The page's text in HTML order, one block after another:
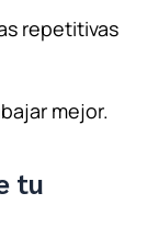
repetitivas
mejor.
tu